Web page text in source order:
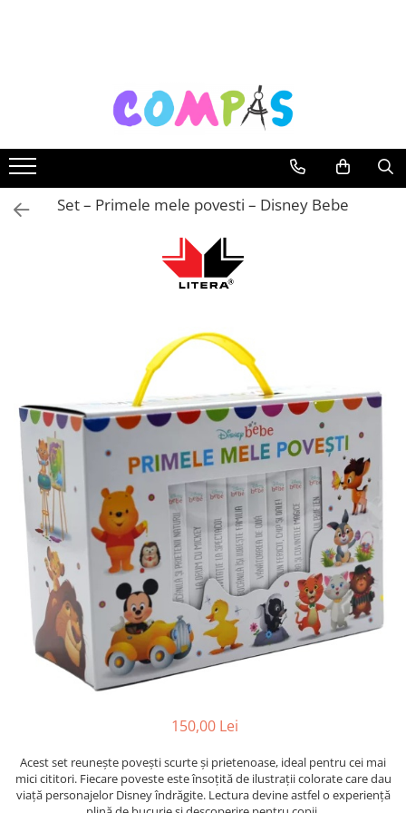
Noutăți Librăria Compas
Souvenir România
Rechizite școlare
Instrumente de scris
Stilouri școlare
Radiere
Ascutițori
Corectoare și lipici
Mine și rezerve
Cretă școlară și creativă
Accesorii școlare
Coperți caiete si cărți
Etichete școlare
Carnete pentru elevi
Lupe și articole educative
Foarfece școlare
Globuri pământești
Cutii sandwich și caserole
Pahare și sticle pentru scoală
Cutii pentru depozitare
Set – Primele mele povesti – Disney Bebe
150,00 Lei
Acest set reunește povești scurte și prietenoase, ideal pentru cei mai
mici cititori. Fiecare poveste este însoțită de ilustrații colorate care dau
viață personajelor Disney îndrăgite. Lectura devine astfel o experiență